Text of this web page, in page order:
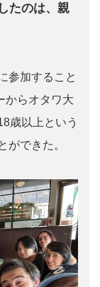
たのは、親
参加すること
からオタワ大
歳以上という
ができた。